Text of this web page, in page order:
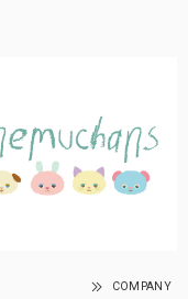
COMPANY